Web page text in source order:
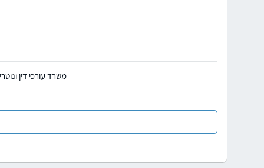
משרד עורכי דין